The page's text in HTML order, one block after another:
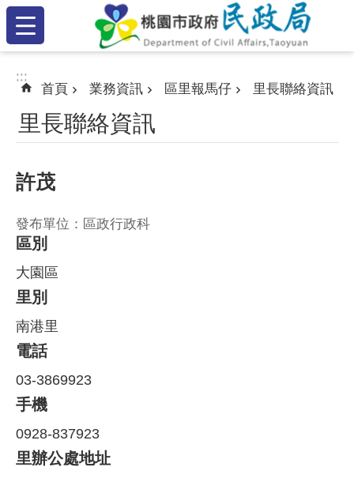
跳到主要內容區塊
:::
:::
:::
首頁 業務資訊 區里報馬仔 里長聯絡資訊
里長聯絡資訊
許茂
發布單位：區政行政科
區別
大園區
里別
南港里
電話
03-3869923
手機
0928-837923
里辦公處地址